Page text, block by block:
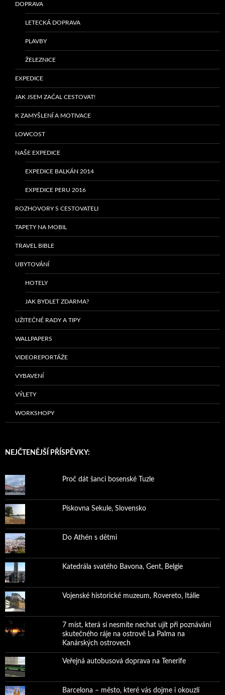
DOPRAVA
LETECKÁ DOPRAVA
PLAVBY
ŽELEZNICE
EXPEDICE
JAK JSEM ZAČAL CESTOVAT!
K ZAMYŠLENÍ A MOTIVACE
LOWCOST
NAŠE EXPEDICE
EXPEDICE BALKÁN 2014
EXPEDICE PERU 2016
ROZHOVORY S CESTOVATELI
TAPETY NA MOBIL
TRAVEL BIBLE
UBYTOVÁNÍ
HOTELY
JAK BYDLET ZDARMA?
UŽITEČNÉ RADY A TIPY
WALLPAPERS
VIDEOREPORTÁŽE
VYBAVENÍ
VÝLETY
WORKSHOPY
NEJČTENĚJŠÍ PŘÍSPĚVKY:
Proč dát šanci bosenské Tuzle
Pískovna Sekule, Slovensko
Do Athén s dětmi
Katedrála svatého Bavona, Gent, Belgie
Vojenské historické muzeum, Rovereto, Itálie
7 míst, která si nesmíte nechat ujít při poznávání
skutečného ráje na ostrově La Palma na
Kanárských ostrovech
Veřejná autobusová doprava na Tenerife
Barcelona – město, které vás dojme i okouzlí